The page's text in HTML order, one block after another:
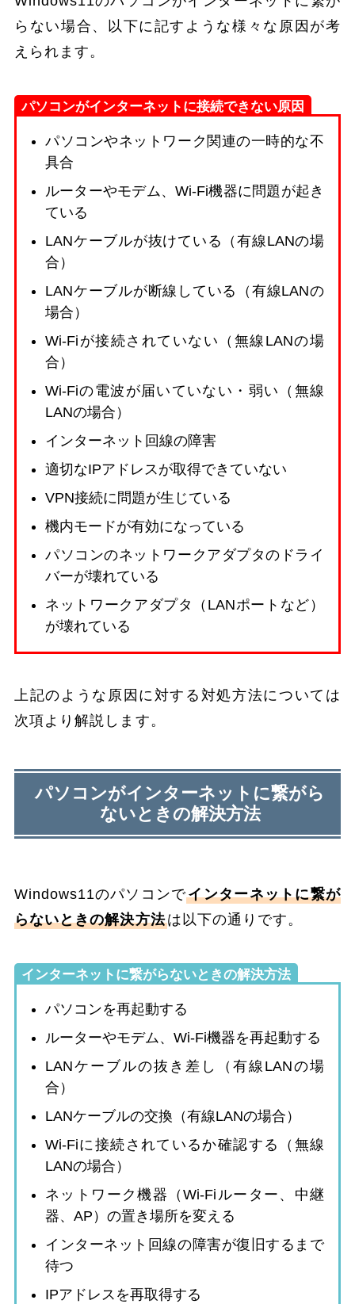
らない場合、以下に記すような様々な原因が考
えられます。
パソコンがインターネットに接続できない原因
パソコンやネットワーク関連の一時的な不
具合
ルーターやモデム、Wi-Fi機器に問題が起き
ている
LANケーブルが抜けている（有線LANの場
合）
LANケーブルが断線している（有線LANの
場合）
Wi-Fiが接続されていない（無線LANの場
合）
Wi-Fiの電波が届いていない・弱い（無線
LANの場合）
インターネット回線の障害
適切なIPアドレスが取得できていない
VPN接続に問題が生じている
機内モードが有効になっている
パソコンのネットワークアダプタのドライ
バーが壊れている
ネットワークアダプタ（LANポートなど）
が壊れている
上記のような原因に対する対処方法については
次項より解説します。
パソコンがインターネットに繋がら
ないときの解決方法
Windows11のパソコンでインターネットに繋が
らないときの解決方法は以下の通りです。
インターネットに繋がらないときの解決方法
パソコンを再起動する
ルーターやモデム、Wi-Fi機器を再起動する
LANケーブルの抜き差し（有線LANの場
合）
LANケーブルの交換（有線LANの場合）
Wi-Fiに接続されているか確認する（無線
LANの場合）
ネットワーク機器（Wi-Fiルーター、中継
器、AP）の置き場所を変える
インターネット回線の障害が復旧するまで
待つ
IPアドレスを再取得する